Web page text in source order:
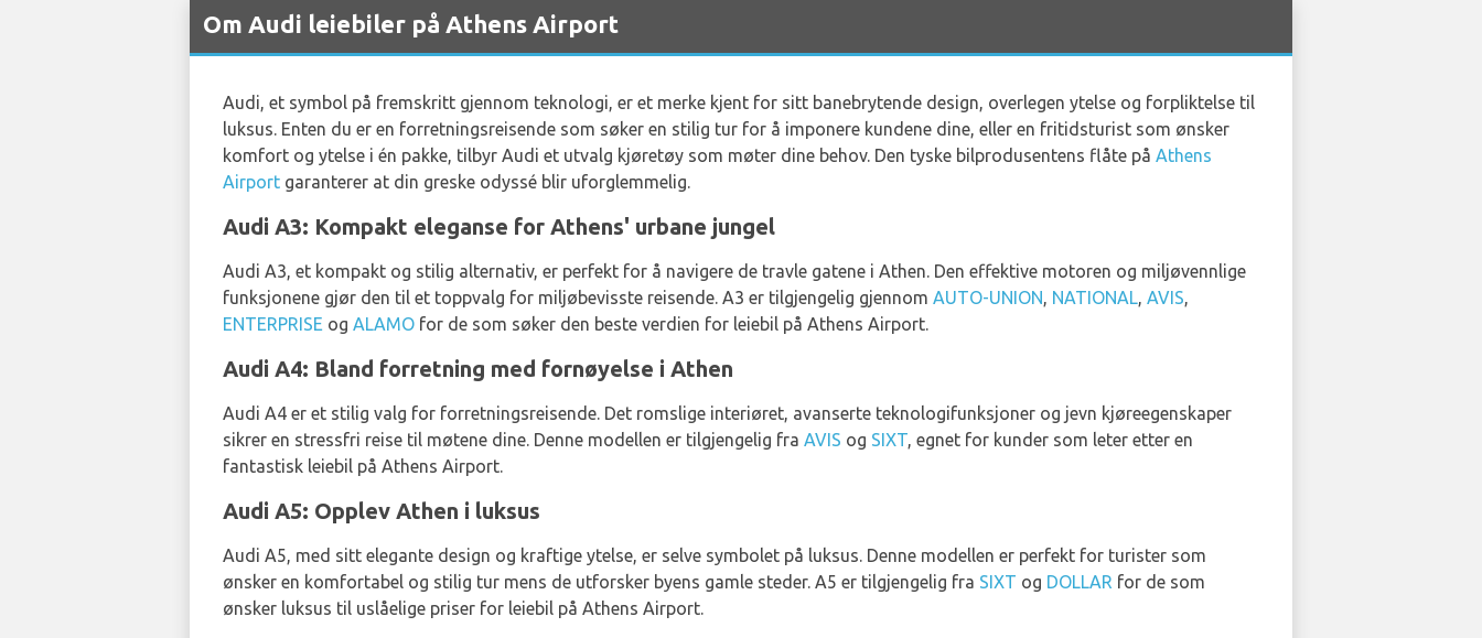
Om Audi leiebiler på Athens Airport
Audi, et symbol på fremskritt gjennom teknologi, er et merke kjent for sitt banebrytende design, overlegen ytelse og forpliktelse til
luksus. Enten du er en forretningsreisende som søker en stilig tur for å imponere kundene dine, eller en fritidsturist som ønsker
komfort og ytelse i én pakke, tilbyr Audi et utvalg kjøretøy som møter dine behov. Den tyske bilprodusentens flåte på Athens
Airport garanterer at din greske odyssé blir uforglemmelig.
Audi A3: Kompakt eleganse for Athens' urbane jungel
Audi A3, et kompakt og stilig alternativ, er perfekt for å navigere de travle gatene i Athen. Den effektive motoren og miljøvennlige
funksjonene gjør den til et toppvalg for miljøbevisste reisende. A3 er tilgjengelig gjennom AUTO-UNION, NATIONAL, AVIS,
ENTERPRISE og ALAMO for de som søker den beste verdien for leiebil på Athens Airport.
Audi A4: Bland forretning med fornøyelse i Athen
Audi A4 er et stilig valg for forretningsreisende. Det romslige interiøret, avanserte teknologifunksjoner og jevn kjøreegenskaper
sikrer en stressfri reise til møtene dine. Denne modellen er tilgjengelig fra AVIS og SIXT, egnet for kunder som leter etter en
fantastisk leiebil på Athens Airport.
Audi A5: Opplev Athen i luksus
Audi A5, med sitt elegante design og kraftige ytelse, er selve symbolet på luksus. Denne modellen er perfekt for turister som
ønsker en komfortabel og stilig tur mens de utforsker byens gamle steder. A5 er tilgjengelig fra SIXT og DOLLAR for de som
ønsker luksus til uslåelige priser for leiebil på Athens Airport.